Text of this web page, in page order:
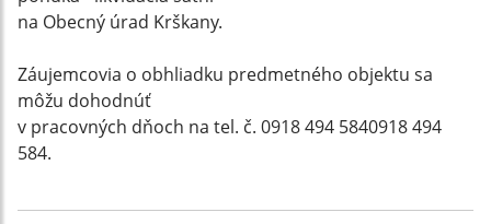
na Obecný úrad Krškany.
Záujemcovia o obhliadku predmetného objektu sa
môžu dohodnúť
v pracovných dňoch na tel. č. 0918 494 5840918 494
584.